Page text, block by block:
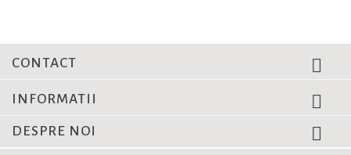
CONTACT 
INFORMATII 
DESPRE NOI 